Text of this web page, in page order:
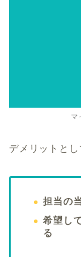
マ
デメリットとし
担当の
希望し
る